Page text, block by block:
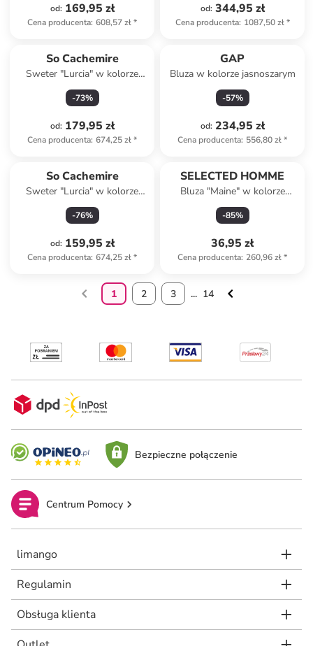
od: 169,95 zł
Cena producenta: 608,57 zł*
od: 344,95 zł
Cena producenta: 1087,50 zł*
So Cachemire
Sweter "Lurcia" w kolorze
szarobrązowo-beżowym
-73%
od: 179,95 zł
Cena producenta: 674,25 zł*
GAP
Bluza w kolorze jasnoszarym
-57%
od: 234,95 zł
Cena producenta: 556,80 zł*
So Cachemire
Sweter "Lurcia" w kolorze
błękitno-niebiesko-szarym
-76%
od: 159,95 zł
Cena producenta: 674,25 zł*
SELECTED HOMME
Bluza "Maine" w kolorze
szarym
-85%
36,95 zł
Cena producenta: 260,96 zł*
1 2 3 ... 14
Bezpieczne połączenie
Centrum Pomocy
limango
Regulamin
Obsługa klienta